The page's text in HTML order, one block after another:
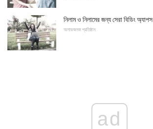
নিলাম ও নিলামের জন্য সেরা বিডিং অ্যাপস
অলাভজনক প্রতিষ্ঠান
ad